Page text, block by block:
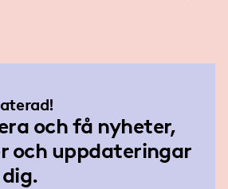
och få nyheter,
och uppdateringar